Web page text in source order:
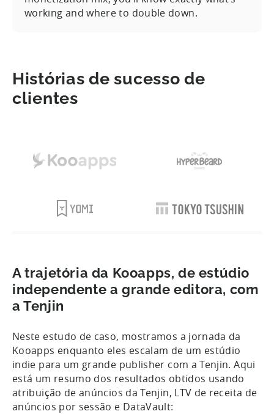
working and where to double down.
Histórias de sucesso de
clientes
A trajetória da Kooapps, de estúdio
independente a grande editora, com
a Tenjin
Neste estudo de caso, mostramos a jornada da
Kooapps enquanto eles escalam de um estúdio
indie para um grande publisher com a Tenjin. Aqui
está um resumo dos resultados obtidos usando
atribuição de anúncios da Tenjin, LTV de receita de
anúncios por sessão e DataVault: